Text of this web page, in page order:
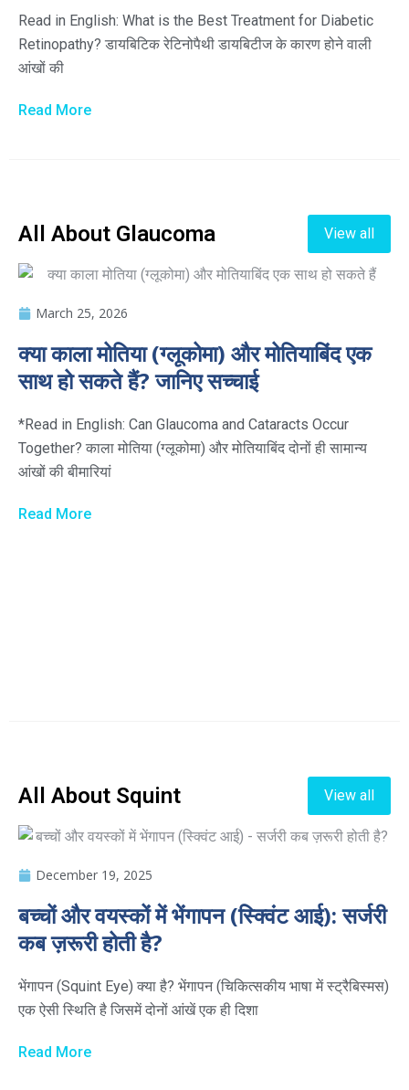
Read in English: What is the Best Treatment for Diabetic
Retinopathy? डायबिटिक रेटिनोपैथी डायबिटीज के कारण होने वाली
आंखों की
Read More
All About Glaucoma View all
March 25, 2026
क्या काला मोतिया (ग्लूकोमा) और मोतियाबिंद एक
साथ हो सकते हैं? जानिए सच्चाई
*Read in English: Can Glaucoma and Cataracts Occur
Together? काला मोतिया (ग्लूकोमा) और मोतियाबिंद दोनों ही सामान्य
आंखों की बीमारियां
Read More
All About Squint View all
December 19, 2025
बच्चों और वयस्कों में भेंगापन (स्क्विंट आई): सर्जरी
कब ज़रूरी होती है?
भेंगापन (Squint Eye) क्या है? भेंगापन (चिकित्सकीय भाषा में स्ट्रैबिस्मस)
एक ऐसी स्थिति है जिसमें दोनों आंखें एक ही दिशा
Read More